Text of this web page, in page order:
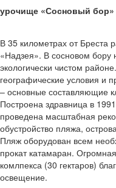
урочище «Сосновый бор»
В 35 километрах от Бреста
«Надзея». В сосновом бору
экологически чистом
географические условия и
– основные составляющие
Построена здравница в
проведена масштабная
обустройство пляжа,
Пляж оборудован всем
прокат катамаран.
комлпекса (30 гектаров)
освещение.